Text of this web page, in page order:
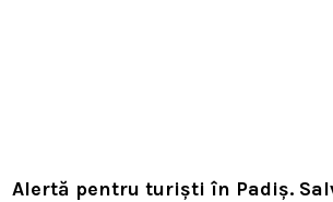
Alertă pentru turiști în Padiș.